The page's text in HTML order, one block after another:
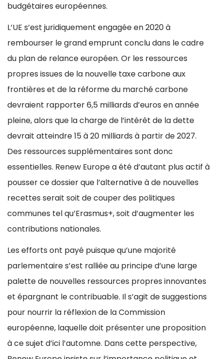
budgétaires européennes.
L’UE s’est juridiquement engagée en 2020 à
rembourser le grand emprunt conclu dans le cadre
du plan de relance européen. Or les ressources
propres issues de la nouvelle taxe carbone aux
frontières et de la réforme du marché carbone
devraient rapporter 6,5 milliards d’euros en année
pleine, alors que la charge de l’intérêt de la dette
devrait atteindre 15 à 20 milliards à partir de 2027.
Des ressources supplémentaires sont donc
essentielles. Renew Europe a été d’autant plus actif à
pousser ce dossier que l’alternative à de nouvelles
recettes serait soit de couper des politiques
communes tel qu’Erasmus+, soit d’augmenter les
contributions nationales.
Les efforts ont payé puisque qu’une majorité
parlementaire s’est ralliée au principe d’une large
palette de nouvelles ressources propres innovantes
et épargnant le contribuable. Il s’agit de suggestions
pour nourrir la réflexion de la Commission
européenne, laquelle doit présenter une proposition
à ce sujet d’ici l’automne. Dans cette perspective,